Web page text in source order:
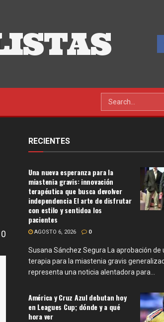
0
RECIENTES
Una nueva esperanza para la
miastenia gravis: innovación
terapéutica que busca devolver
independencia El arte de disfrutar
con estilo y sentidoa los
pacientes
AGOSTO 6, 2026 0
Susana Sánchez Segura La aprobación de
terapia para la miastenia gravis
representa una noticia alentadora para...
América y Cruz Azul debutan hoy
en Leagues Cup; dónde y a qué
hora ver